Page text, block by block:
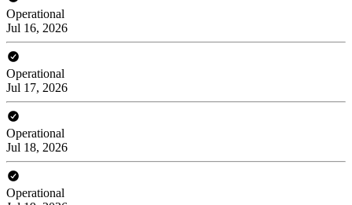
Operational
Jul 16, 2026
Operational
Jul 17, 2026
Operational
Jul 18, 2026
Operational